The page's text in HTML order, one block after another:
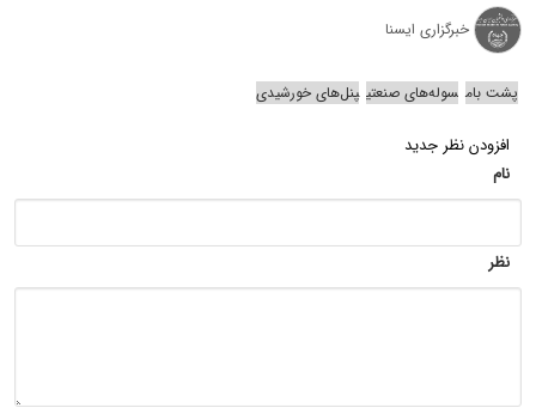
خبرگزاری ایسنا
پشت بام سوله‌های صنعتی پنل‌های خورشیدی
افزودن نظر جدید
نام
نظر